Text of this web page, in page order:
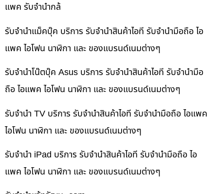
แพค รับจำนำกล้
รับจำนำแม็คบุ๊ค บริการ รับจำนำสินค้าไอที รับจำนำมือถือ ไอ
แพค ไอโฟน นาฬิกา และ ของแบรนด์เนมต่างๆ
รับจำนำโน๊ตบุ๊ค Asus บริการ รับจำนำสินค้าไอที รับจำนำมือ
ถือ ไอแพค ไอโฟน นาฬิกา และ ของแบรนด์เนมต่างๆ
รับจำนำ TV บริการ รับจำนำสินค้าไอที รับจำนำมือถือ ไอแพค
ไอโฟน นาฬิกา และ ของแบรนด์เนมต่างๆ
รับจำนำ iPad บริการ รับจำนำสินค้าไอที รับจำนำมือถือ ไอ
แพค ไอโฟน นาฬิกา และ ของแบรนด์เนมต่างๆ